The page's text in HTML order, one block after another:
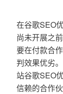
在谷歌SEO
尚未开展之
要在付款合
判效果优劣
站谷歌SEO
信赖的合作